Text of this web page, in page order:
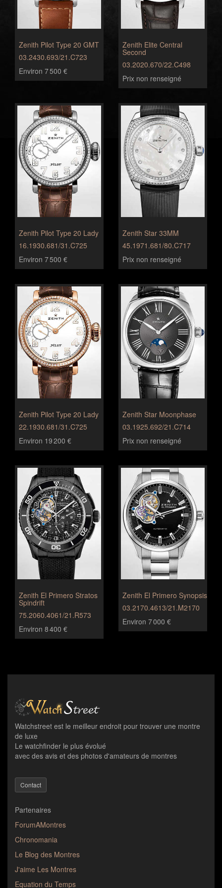
Zenith Pilot Type 20 GMT
03.2430.693/21.C723
Environ 7 500 €
Zenith Elite Central
Second
03.2020.670/22.C498
Prix non renseigné
Zenith Pilot Type 20 Lady
16.1930.681/31.C725
Environ 7 500 €
Zenith Star 33MM
45.1971.681/80.C717
Prix non renseigné
Zenith Pilot Type 20 Lady
22.1930.681/31.C725
Environ 19 200 €
Zenith Star Moonphase
03.1925.692/21.C714
Prix non renseigné
Zenith El Primero Stratos
Spindrift
75.2060.4061/21.R573
Environ 8 400 €
Zenith El Primero Synopsis
03.2170.4613/21.M2170
Environ 7 000 €
Watchstreet est le meilleur endroit pour trouver une montre
de luxe
Le watchfinder le plus évolué
avec des avis et des photos d'amateurs de montres
Contact
Partenaires
ForumAMontres
Chronomania
Le Blog des Montres
J'aime Les Montres
Equation du Temps